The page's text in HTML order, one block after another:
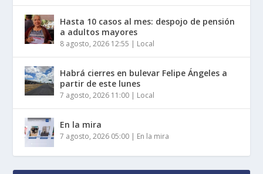
Hasta 10 casos al mes: despojo de pensión
a adultos mayores
8 agosto, 2026 12:55 | Local
Habrá cierres en bulevar Felipe Ángeles a
partir de este lunes
7 agosto, 2026 11:00 | Local
En la mira
7 agosto, 2026 05:00 | En la mira